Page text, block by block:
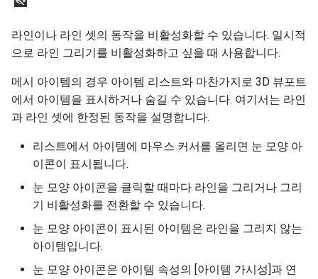
라인이나 라인 셋의 동작을 비활성화할 수 있습니다. 일시적
으로 라인 그리기를 비활성화하고 싶을 때 사용합니다.
메시 아이템의 경우 아이템 리스트와 마찬가지로 3D 뷰포트
에서 아이템을 표시하거나 숨길 수 있습니다. 여기서는 라인
과 라인 셋에 한정된 동작을 설명합니다.
리스트에서 아이템에 마우스 커서를 올리면 눈 모양 아
이콘이 표시됩니다.
눈 모양 아이콘을 클릭할 때마다 라인을 그리거나 그리
기 비활성화를 전환할 수 있습니다.
눈 모양 아이콘이 표시된 아이템은 라인을 그리지 않는
아이템입니다.
눈 모양 아이콘은 아이템 속성의 [아이템 가시성]과 연